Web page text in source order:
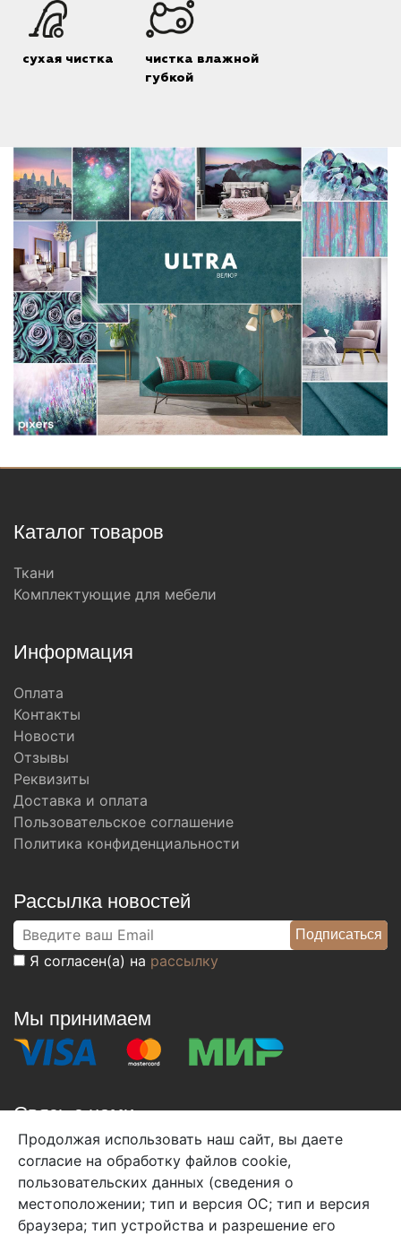
сухая чистка
чистка влажной
губкой
Каталог товаров
Ткани
Комплектующие для мебели
Информация
Оплата
Контакты
Новости
Отзывы
Реквизиты
Доставка и оплата
Пользовательское соглашение
Политика конфиденциальности
Рассылка новостей
Я согласен(а) на рассылку
Мы принимаем
Связь с нами
+7 (495) 933-38-08
info@arben-textile.ru- оптовые продажи
Продолжая использовать наш сайт, вы даете
согласие на обработку файлов cookie,
пользовательских данных (сведения о
местоположении; тип и версия ОС; тип и версия
браузера; тип устройства и разрешение его